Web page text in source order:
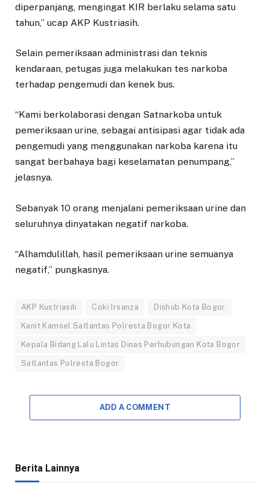
diperpanjang, mengingat KIR berlaku selama satu
tahun,” ucap AKP Kustriasih.
Selain pemeriksaan administrasi dan teknis
kendaraan, petugas juga melakukan tes narkoba
terhadap pengemudi dan kenek bus.
“Kami berkolaborasi dengan Satnarkoba untuk
pemeriksaan urine, sebagai antisipasi agar tidak ada
pengemudi yang menggunakan narkoba karena itu
sangat berbahaya bagi keselamatan penumpang,”
jelasnya.
Sebanyak 10 orang menjalani pemeriksaan urine dan
seluruhnya dinyatakan negatif narkoba.
“Alhamdulillah, hasil pemeriksaan urine semuanya
negatif,” pungkasnya.
AKP Kustriasih Coki Irsanza Dishub Kota Bogor
Kanit Kamsel Satlantas Polresta Bogor Kota
Kepala Bidang Lalu Lintas Dinas Perhubungan Kota Bogor
Satlantas Polresta Bogor
ADD A COMMENT
Berita Lainnya